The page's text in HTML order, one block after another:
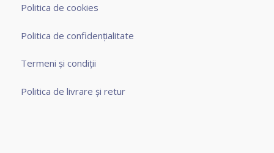
Politica de cookies
Politica de confidențialitate
Termeni și condiții
Politica de livrare și retur